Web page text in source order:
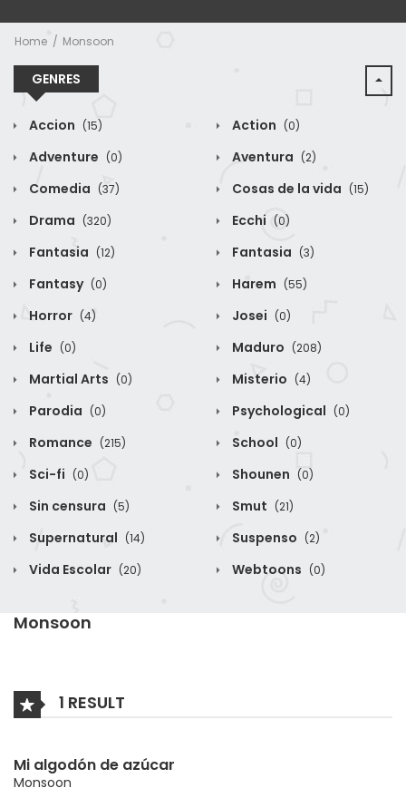
Home Monsoon
GENRES
Accion (15) Action (0)
Adventure (0) Aventura (2)
Comedia (37) Cosas de la vida (15)
Drama (320) Ecchi (0)
Fantasia (12) Fantasia (3)
Fantasy (0) Harem (55)
Horror (4) Josei (0)
Life (0) Maduro (208)
Martial Arts (0) Misterio (4)
Parodia (0) Psychological (0)
Romance (215) School (0)
Sci-fi (0) Shounen (0)
Sin censura (5) Smut (21)
Supernatural (14) Suspenso (2)
Vida Escolar (20) Webtoons (0)
Monsoon
1 RESULT
Mi algodón de azúcar
Monsoon